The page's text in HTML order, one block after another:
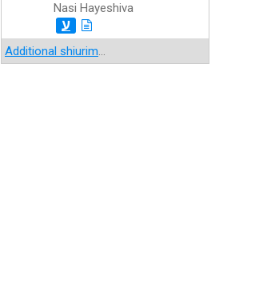
Nasi Hayeshiva
ע
Additional shiurim...